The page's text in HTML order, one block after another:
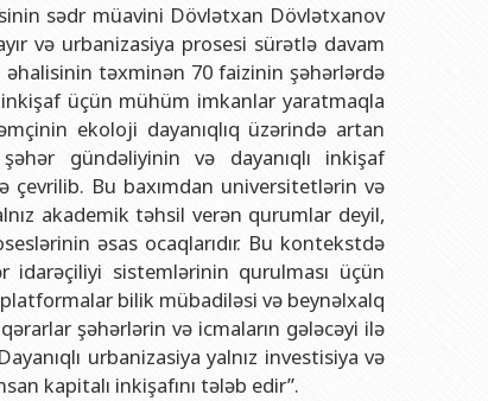
sədr müavini Dövlətxan Dövlətxanov
və urbanizasiya prosesi sürətlə davam
təxminən 70 faizinin şəhərlərdə
üçün mühüm imkanlar yaratmaqla
ekoloji dayanıqlıq üzərində artan
gündəliyinin və dayanıqlı inkişaf
Bu baxımdan universitetlərin və
akademik təhsil verən qurumlar deyil,
əsas ocaqlarıdır. Bu kontekstdə
idarəçiliyi sistemlərinin qurulması üçün
bilik mübadiləsi və beynəlxalq
şəhərlərin və icmaların gələcəyi ilə
urbanizasiya yalnız investisiya və
kapitalı inkişafını tələb edir”.